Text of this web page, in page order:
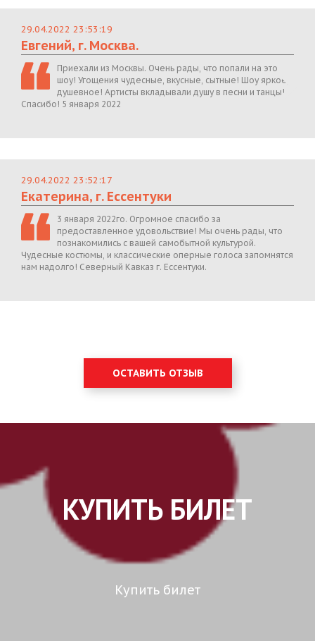
29.04.2022 23:53:19
Евгений, г. Москва.
Приехали из Москвы. Очень рады, что попали на это
шоу! Угощения чудесные, вкусные, сытные! Шоу яркое,
душевное! Артисты вкладывали душу в песни и танцы!
Спасибо! 5 января 2022
29.04.2022 23:52:17
Екатерина, г. Ессентуки
3 января 2022го. Огромное спасибо за
предоставленное удовольствие! Мы очень рады, что
познакомились с вашей самобытной культурой.
Чудесные костюмы, и классические оперные голоса запомнятся
нам надолго! Северный Кавказ г. Ессентуки.
ОСТАВИТЬ ОТЗЫВ
КУПИТЬ БИЛЕТ
Купить билет